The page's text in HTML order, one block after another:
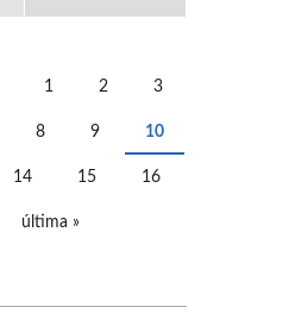
1 2 3
8 9 10
14 15 16
última »